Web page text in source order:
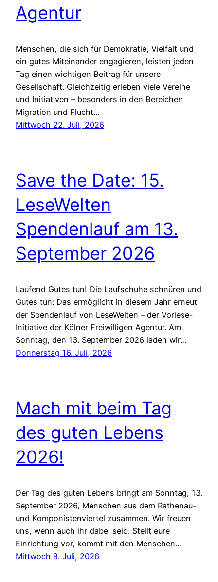
Agentur
Menschen, die sich für Demokratie, Vielfalt und
ein gutes Miteinander engagieren, leisten jeden
Tag einen wichtigen Beitrag für unsere
Gesellschaft. Gleichzeitig erleben viele Vereine
und Initiativen – besonders in den Bereichen
Migration und Flucht…
Mittwoch 22. Juli, 2026
Save the Date: 15.
LeseWelten
Spendenlauf am 13.
September 2026
Laufend Gutes tun! Die Laufschuhe schnüren und
Gutes tun: Das ermöglicht in diesem Jahr erneut
der Spendenlauf von LeseWelten – der Vorlese-
Initiative der Kölner Freiwilligen Agentur. Am
Sonntag, den 13. September 2026 laden wir…
Donnerstag 16. Juli, 2026
Mach mit beim Tag
des guten Lebens
2026!
Der Tag des guten Lebens bringt am Sonntag, 13.
September 2026, Menschen aus dem Rathenau-
und Komponistenviertel zusammen. Wir freuen
uns, wenn auch ihr dabei seid. Stellt eure
Einrichtung vor, kommt mit den Menschen…
Mittwoch 8. Juli, 2026